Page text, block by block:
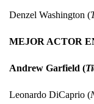
Denzel Washington (
MEJOR ACTOR
Andrew Garfield (
Leonardo DiCaprio (